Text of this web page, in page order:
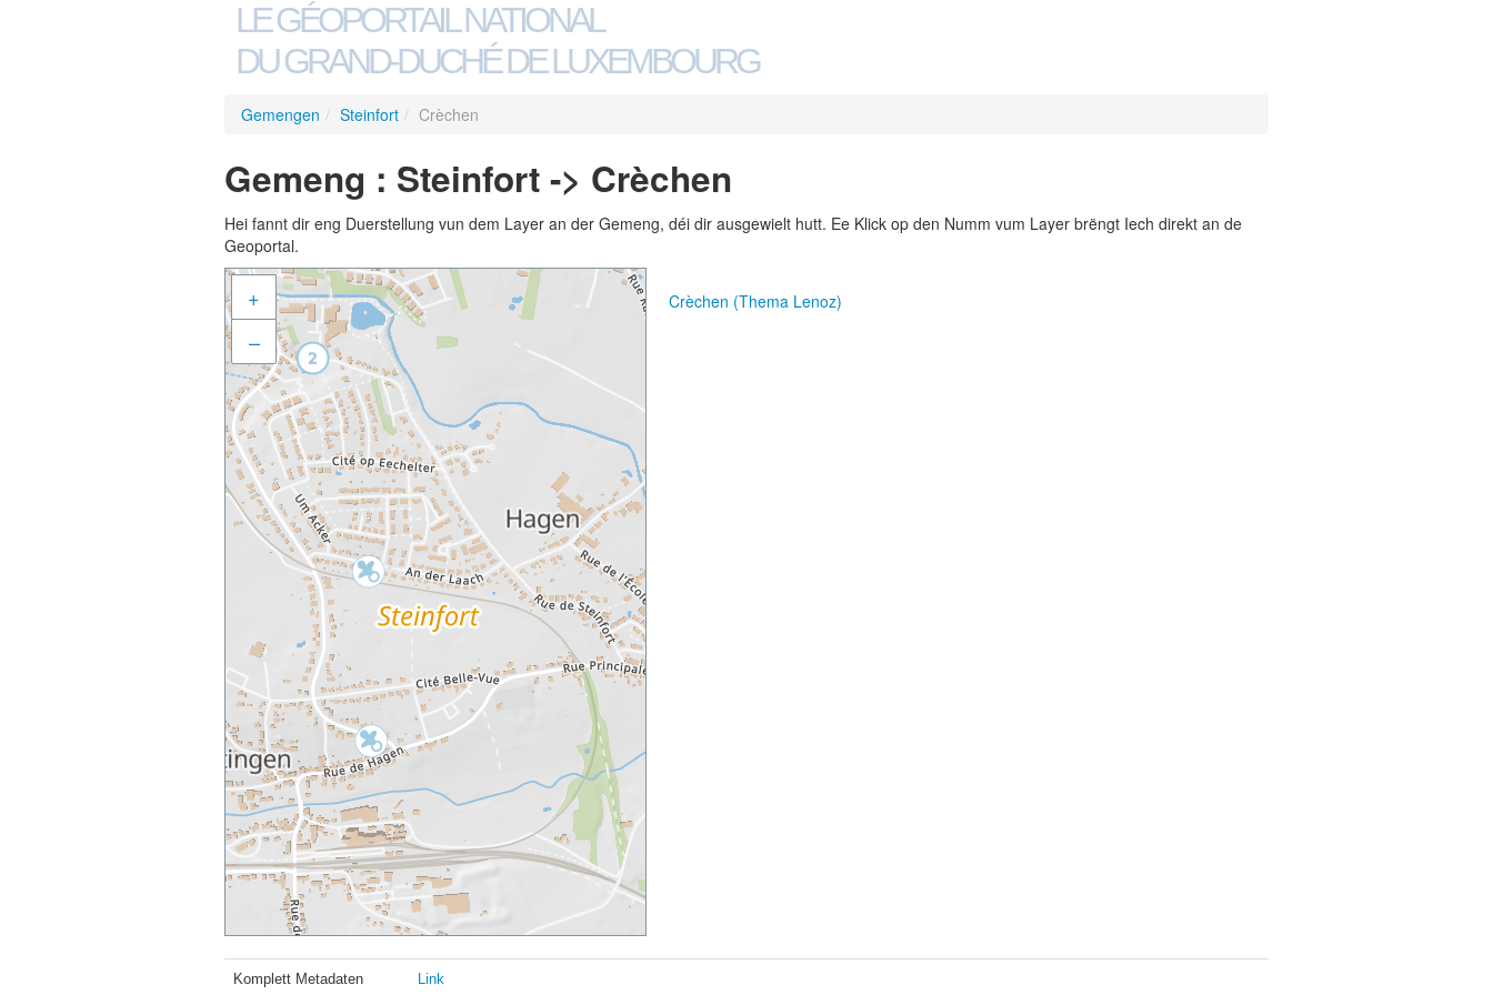
LE GÉOPORTAIL NATIONAL
DU GRAND-DUCHÉ DE LUXEMBOURG
Gemengen / Steinfort / Crèchen
Gemeng : Steinfort -> Crèchen
Hei fannt dir eng Duerstellung vun dem Layer an der Gemeng, déi dir ausgewielt hutt. Ee Klick op den Numm vum Layer brëngt Iech direkt an de
Geoportal.
+
–
Crèchen (Thema Lenoz)
Komplett Metadaten Link